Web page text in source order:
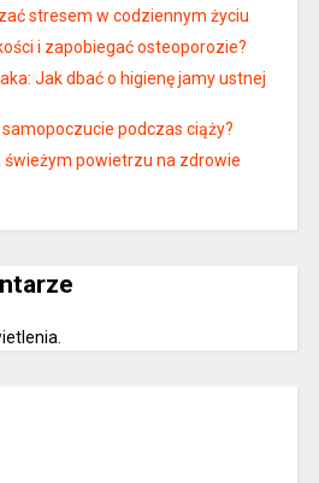
stresem w codziennym życiu
i zapobiegać osteoporozie?
Jak dbać o higienę jamy ustnej
podczas ciąży?
świeżym powietrzu na zdrowie